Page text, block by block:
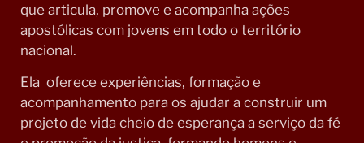
que articula, promove e acompanha ações
apostólicas com jovens em todo o território
nacional.
Ela oferece experiências, formação e
acompanhamento para os ajudar a construir um
projeto de vida cheio de esperança a serviço da fé